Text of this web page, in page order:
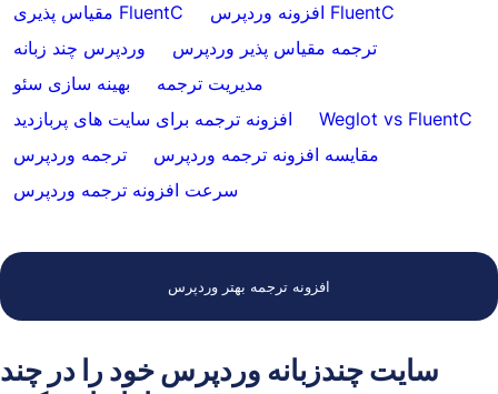
مقیاس پذیری FluentC
افزونه وردپرس FluentC
وردپرس چند زبانه
ترجمه مقیاس پذیر وردپرس
بهینه سازی سئو
مدیریت ترجمه
افزونه ترجمه برای سایت های پربازدید
Weglot vs FluentC
ترجمه وردپرس
مقایسه افزونه ترجمه وردپرس
سرعت افزونه ترجمه وردپرس
افزونه ترجمه بهتر وردپرس
سایت چندزبانه وردپرس خود را در چند